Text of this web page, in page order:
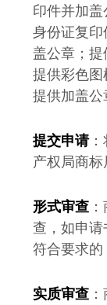
印件并加
身份证复
盖公章；提
提供彩色图
提供加盖公
提交申请：
产权局商标
形式审查
查，如申请
符合要求的
实质审查